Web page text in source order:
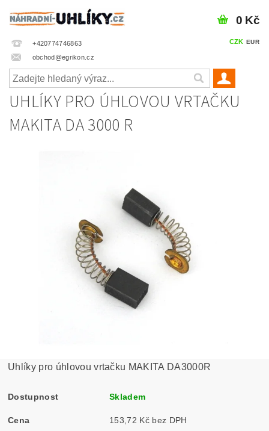
+420774746863
obchod@egrikon.cz
CZK EUR
0 Kč
UHLÍKY PRO ÚHLOVOU VRTAČKU
MAKITA DA 3000 R
Uhlíky pro úhlovou vrtačku MAKITA DA3000R
Dostupnost Skladem
Cena 153,72 Kč bez DPH